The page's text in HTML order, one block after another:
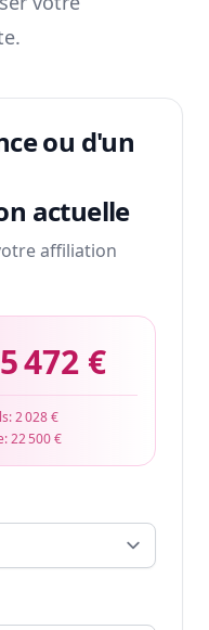
ou d'un
actuelle
affiliation
472 €
2 028 €
22 500 €